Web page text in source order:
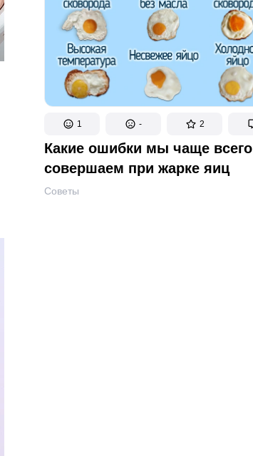
1 - 2
Какие ошибки мы чаще всего
совершаем при жарке яиц
Советы